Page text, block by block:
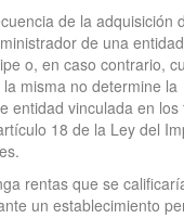
de la adquisición
de una
o, en caso contrario,
misma no determine la
entidad vinculada en los
18 de la Ley del
rentas que se
un establecimiento